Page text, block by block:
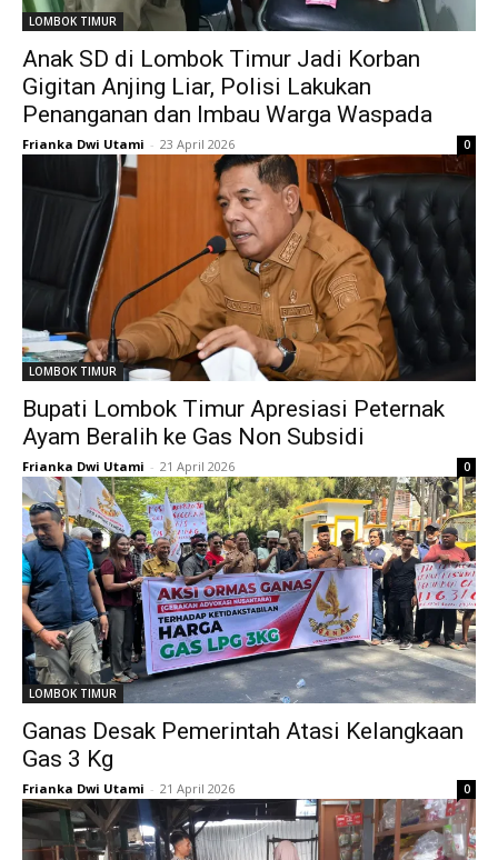
LOMBOK TIMUR
Anak SD di Lombok Timur Jadi Korban
Gigitan Anjing Liar, Polisi Lakukan
Penanganan dan Imbau Warga Waspada
Frianka Dwi Utami - 23 April 2026 0
LOMBOK TIMUR
Bupati Lombok Timur Apresiasi Peternak
Ayam Beralih ke Gas Non Subsidi
Frianka Dwi Utami - 21 April 2026 0
LOMBOK TIMUR
Ganas Desak Pemerintah Atasi Kelangkaan
Gas 3 Kg
Frianka Dwi Utami - 21 April 2026 0